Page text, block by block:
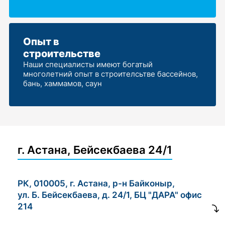
Опыт в
строительстве
Наши специалисты имеют богатый
многолетний опыт в строителсьтве бассейнов,
бань, хаммамов, саун
г. Астана, Бейсекбаева 24/1
РК, 010005, г. Астана, р-н Байконыр,
ул. Б. Бейсекбаева, д. 24/1, БЦ "ДАРА" офис
214